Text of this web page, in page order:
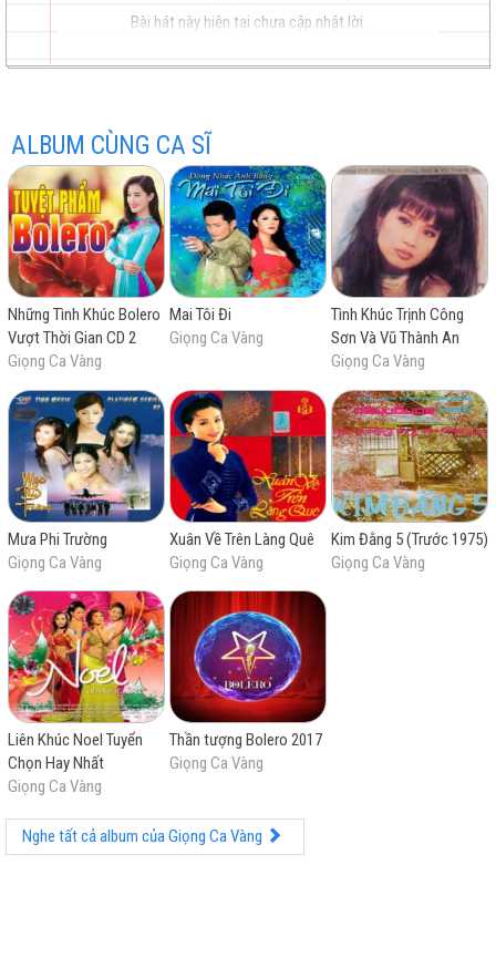
hay
nhất
Bài hát này hiện tại chưa cập nhật lời.
ALBUM CÙNG CA SĨ
Những Tình Khúc Bolero
Vượt Thời Gian CD 2
Giọng Ca Vàng
Mai Tôi Đi
Giọng Ca Vàng
Tình Khúc Trịnh Công
Sơn Và Vũ Thành An
Giọng Ca Vàng
Mưa Phi Trường
Giọng Ca Vàng
Xuân Về Trên Làng Quê
Giọng Ca Vàng
Kim Đằng 5 (Trước 1975)
Giọng Ca Vàng
Liên Khúc Noel Tuyển
Chọn Hay Nhất
Giọng Ca Vàng
Thần tượng Bolero 2017
Giọng Ca Vàng
Nghe tất cả album của Giọng Ca Vàng